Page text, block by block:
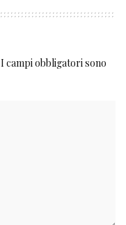
I campi obbligatori sono